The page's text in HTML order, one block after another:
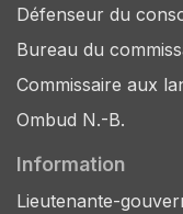
Défenseur du
Bureau du
Commissaire aux
Ombud N.-B.
Information
Lieutenante-